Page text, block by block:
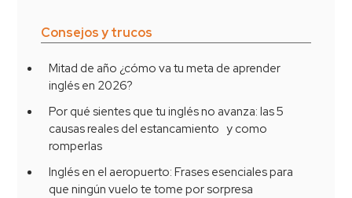
Consejos y trucos
Mitad de año ¿cómo va tu meta de aprender
inglés en 2026?
Por qué sientes que tu inglés no avanza: las 5
causas reales del estancamiento y como
romperlas
Inglés en el aeropuerto: Frases esenciales para
que ningún vuelo te tome por sorpresa